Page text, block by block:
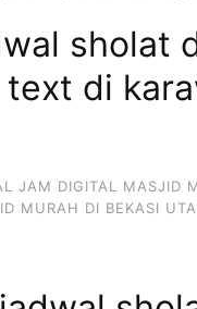
sholat
di
JAM DIGITAL MASJID
MURAH DI BEKASI